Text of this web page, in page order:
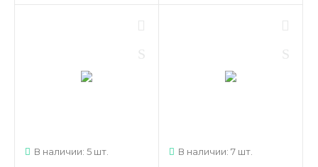
В наличии: 5 шт. В наличии: 7 шт.